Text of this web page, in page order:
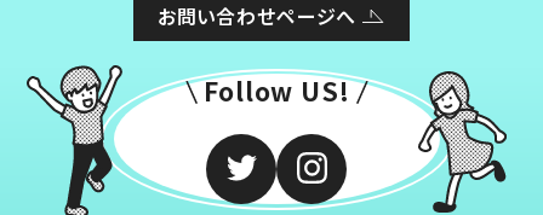
お問い合わせページへ
Follow US!